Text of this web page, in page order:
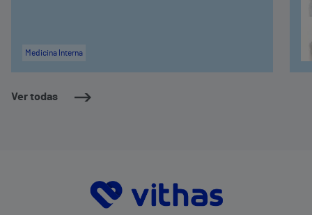
Ver todas
Medicina Interna